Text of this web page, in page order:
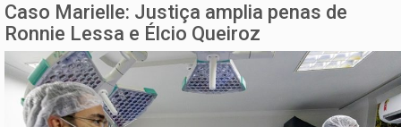
Caso Marielle: Justiça amplia penas de
Ronnie Lessa e Élcio Queiroz